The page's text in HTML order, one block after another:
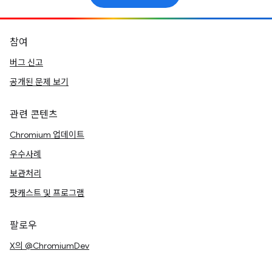
참여
버그 신고
공개된 문제 보기
관련 콘텐츠
Chromium 업데이트
우수사례
보관처리
팟캐스트 및 프로그램
팔로우
X의 @ChromiumDev